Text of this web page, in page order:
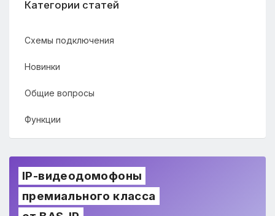
Категории статей
Схемы подключения
Новинки
Общие вопросы
Функции
IP-видеодомофоны
премиального класса